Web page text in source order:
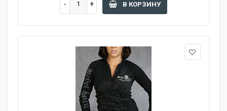
В КОРЗИНУ